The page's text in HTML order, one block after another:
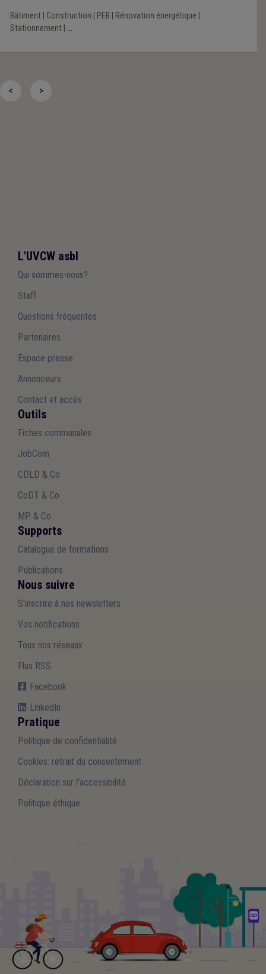
Bâtiment| Construction PEB Rénovation énergétique
Stationnement| ...
< >
L'UVCW asbl
Qui sommes-nous?
Staff
Questions fréquentes
Partenaires
Espace presse
Annonceurs
Contact et accès
Outils
Fiches communales
JobCom
CDLD & Co
CoDT & Co
MP & Co
Supports
Catalogue de formations
Publications
Nous suivre
S'inscrire à nos newsletters
Vos notifications
Tous nos réseaux
Flux RSS
Facebook
LinkedIn
Pratique
Politique de confidentialité
Cookies: retrait du consentement
Déclaration sur l'accessibilité
Politique éthique